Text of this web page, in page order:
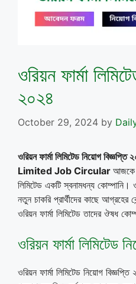
ওরিয়ন ফার্মা
২০২৪
October 29, 2024 by
ওরিয়ন ফার্মা লিমিটেডনিয়োগ বিজ্ঞপ্তি
Limited Job Circular আজকে
লিমিটেড একটি স্বনামধন্য কোম্পানি।
নতুন চাকরি প্রার্থীদের কাছে আগ্রহের
ওরিয়ন ফার্মা লিমিটেড তাদের ঔষধ
ওরিয়ন ফার্মা লিমিটেড
ওরিয়ন ফার্মা লিমিটেড নিয়োগ